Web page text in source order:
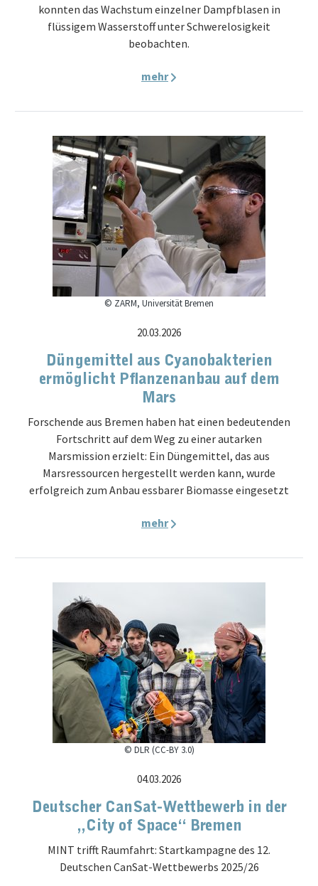
konnten das Wachstum einzelner Dampfblasen in
flüssigem Wasserstoff unter Schwerelosigkeit
beobachten.
mehr
© ZARM, Universität Bremen
20.03.2026
Düngemittel aus Cyanobakterien
ermöglicht Pflanzenanbau auf dem
Mars
Forschende aus Bremen haben hat einen bedeutenden
Fortschritt auf dem Weg zu einer autarken
Marsmission erzielt: Ein Düngemittel, das aus
Marsressourcen hergestellt werden kann, wurde
erfolgreich zum Anbau essbarer Biomasse eingesetzt
mehr
© DLR (CC-BY 3.0)
04.03.2026
Deutscher CanSat-Wettbewerb in der
„City of Space“ Bremen
MINT trifft Raumfahrt: Startkampagne des 12.
Deutschen CanSat-Wettbewerbs 2025/26